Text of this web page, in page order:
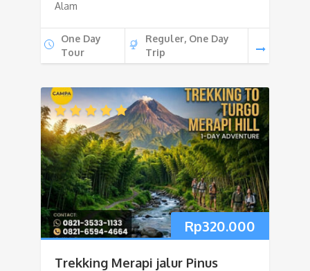
Alam
One Day
Tour
Reguler, One Day
Trip
Rp320.000
Trekking Merapi jalur Pinus